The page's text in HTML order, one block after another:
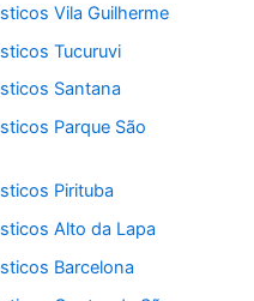
Vila Guilherme
Tucuruvi
Santana
Parque São
Pirituba
Alto da Lapa
Barcelona